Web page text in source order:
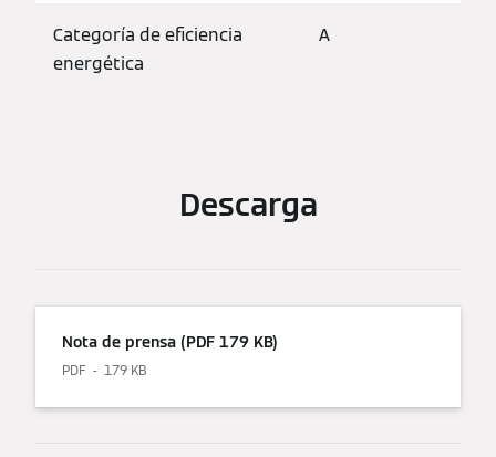
Categoría de eficiencia
energética
A
Descarga
Nota de prensa (PDF 179 KB)
PDF 179 KB